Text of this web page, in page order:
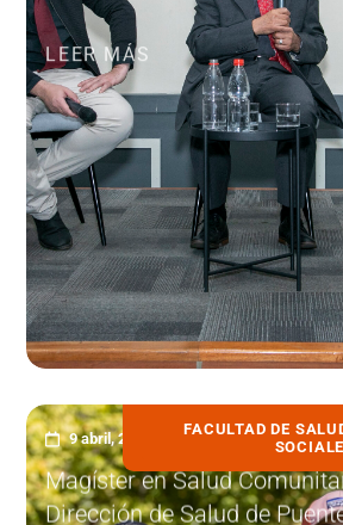
LEER MÁS
FACULTAD DE
9 abril, 2026
Magíster en Salud
Dirección de Salud de